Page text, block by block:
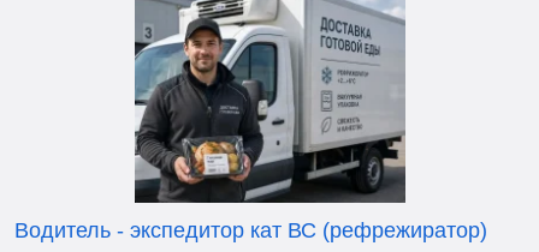
Водитель - экспедитор кат ВС (рефрежиратор)